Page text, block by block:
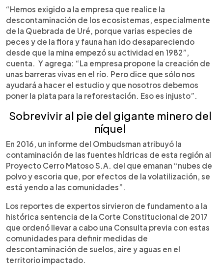
“Hemos exigido a la empresa que realice la
descontaminación de los ecosistemas, especialmente
de la Quebrada de Uré, porque varias especies de
peces y de la flora y fauna han ido desapareciendo
desde que la mina empezó su actividad en 1982”,
cuenta. Y agrega: “La empresa propone la creación de
unas barreras vivas en el río. Pero dice que sólo nos
ayudará a hacer el estudio y que nosotros debemos
poner la plata para la reforestación. Eso es injusto”.
Sobrevivir al pie del gigante minero del
níquel
En 2016, un informe del Ombudsman atribuyó la
contaminación de las fuentes hídricas de esta región al
Proyecto Cerro Matoso S.A. del que emanan “nubes de
polvo y escoria que, por efectos de la volatilización, se
está yendo a las comunidades”.
Los reportes de expertos sirvieron de fundamento a la
histórica sentencia de la Corte Constitucional de 2017
que ordenó llevar a cabo una Consulta previa con estas
comunidades para definir medidas de
descontaminación de suelos, aire y aguas en el
territorio impactado.